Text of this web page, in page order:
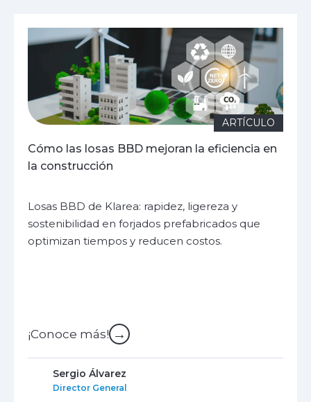
ARTÍCULO
Cómo las losas BBD mejoran la eficiencia en
la construcción
Losas BBD de Klarea: rapidez, ligereza y
sostenibilidad en forjados prefabricados que
optimizan tiempos y reducen costos.
¡Conoce más! →
Sergio Álvarez
Director General